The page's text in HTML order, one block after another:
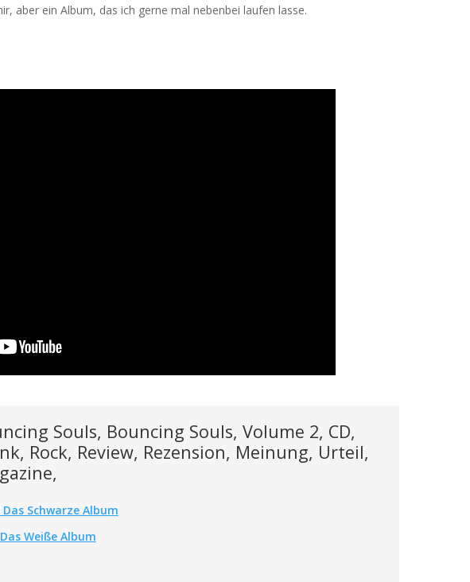
aber ein Album, das ich gerne mal nebenbei laufen lasse.
Souls, Bouncing Souls, Volume 2, CD,
Rock, Review, Rezension, Meinung, Urteil,
Schwarze Album
Weiße Album